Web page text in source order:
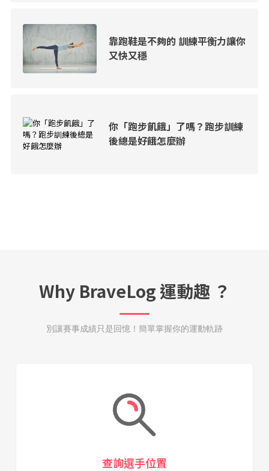
靠跑鞋是不夠的 訓練平衡力讓你
又快又穩
你「跑步飢餓」了嗎？跑步訓練
後總是好餓怎麼辦
Why BraveLog 運動趣 ？
別讓賽事成績只是回憶！簡單掌握你的運動軌跡
查詢選手位置